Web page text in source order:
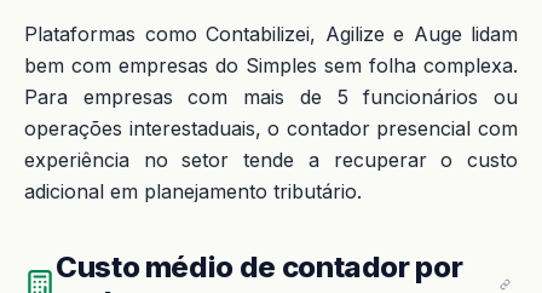
Plataformas como Contabilizei, Agilize e Auge lidam
bem com empresas do Simples sem folha complexa.
Para empresas com mais de 5 funcionários ou
operações interestaduais, o contador presencial com
experiência no setor tende a recuperar o custo
adicional em planejamento tributário.
Custo médio de contador por